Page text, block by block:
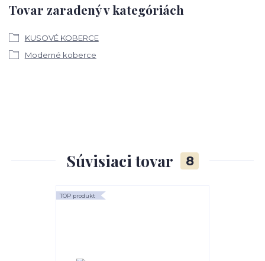
Tovar zaradený v kategóriách
KUSOVÉ KOBERCE
Moderné koberce
Súvisiaci tovar 8
TOP produkt